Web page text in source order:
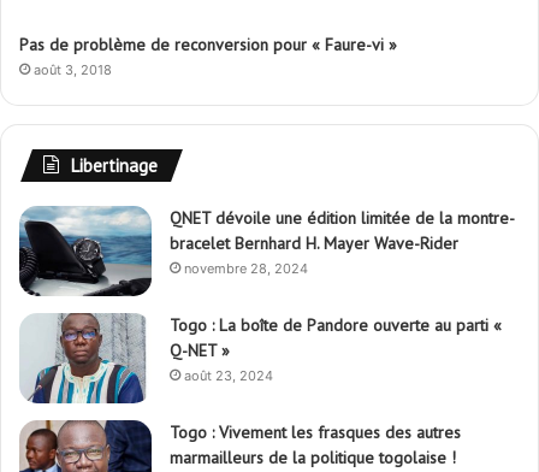
Pas de problème de reconversion pour « Faure-vi »
août 3, 2018
Libertinage
QNET dévoile une édition limitée de la montre-
bracelet Bernhard H. Mayer Wave-Rider
novembre 28, 2024
Togo : La boîte de Pandore ouverte au parti «
Q-NET »
août 23, 2024
Togo : Vivement les frasques des autres
marmailleurs de la politique togolaise !